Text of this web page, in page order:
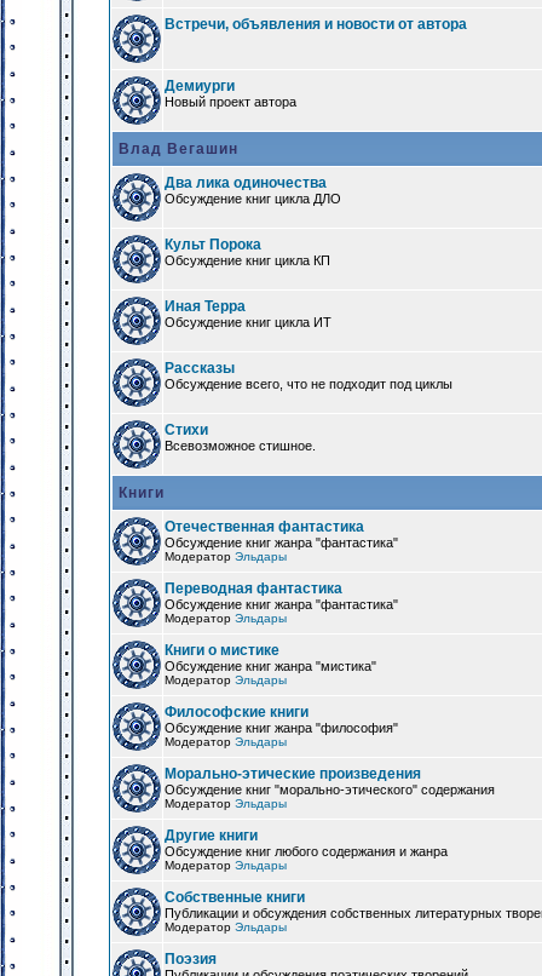
Встречи, объявления и новости от автора
Демиурги
Новый проект автора
Влад Вегашин
Два лика одиночества
Обсуждение книг цикла ДЛО
Культ Порока
Обсуждение книг цикла КП
Иная Терра
Обсуждение книг цикла ИТ
Рассказы
Обсуждение всего, что не подходит под циклы
Стихи
Всевозможное стишное.
Книги
Отечественная фантастика
Обсуждение книг жанра "фантастика"
Модератор Эльдары
Переводная фантастика
Обсуждение книг жанра "фантастика"
Модератор Эльдары
Книги о мистике
Обсуждение книг жанра "мистика"
Модератор Эльдары
Философские книги
Обсуждение книг жанра "философия"
Модератор Эльдары
Морально-этические произведения
Обсуждение книг "морально-этического" содержания
Модератор Эльдары
Другие книги
Обсуждение книг любого содержания и жанра
Модератор Эльдары
Собственные книги
Публикации и обсуждения собственных литературных
Модератор Эльдары
Поэзия